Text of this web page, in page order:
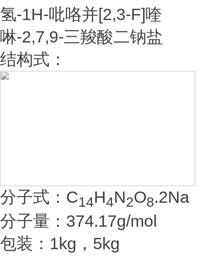
氢-1H-吡咯并[2,3-F]喹
啉-2,7,9-三羧酸二钠盐
结构式：
分子式：C14H4N2O8.2Na
分子量：374.17g/mol
包装：1kg，5kg